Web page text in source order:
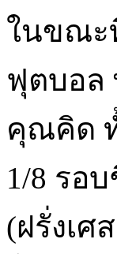
ในขณะ
ฟุตบอล
คุณคิด ทั้
1/8 รอ
(ฝรั่งเศ